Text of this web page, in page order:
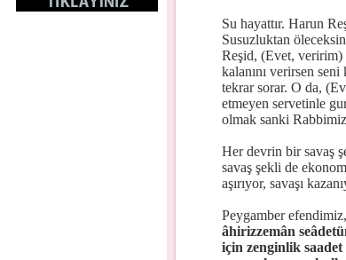
Su hayattır. Harun
Susuzluktan
Reşid, (Evet, veririm)
kalanını verirsen
tekrar sorar. O da,
etmeyen servetinle
olmak sanki
Her devrin bir savaş
savaş şekli de
aşırıyor, savaşı
Peygamber
âhirizzemân
için zenginlik saadet